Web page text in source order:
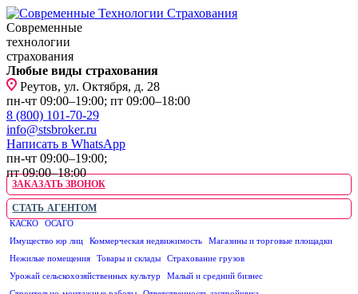
Современные
технологии
страхования
Любые виды страхования
Реутов, ул. Октября, д. 28
пн-чт 09:00–19:00; пт 09:00–18:00
8 (800) 101-70-29
info@stsbroker.ru
Написать в WhatsApp
пн-чт 09:00–19:00;
пт 09:00–18:00
ЗАКАЗАТЬ ЗВОНОК
СТАТЬ АГЕНТОМ
КАСКО ОСАГО
Имущество юр лиц
Коммерческая недвижимость
Магазины и торговые площадки
Нежилые помещения
Товары и склады
Страхование грузов
Урожай сельскохозяйственных культур
Малый и средний бизнес